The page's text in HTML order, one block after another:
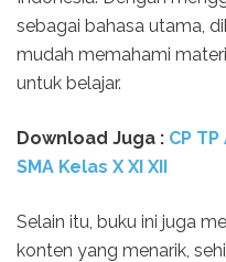
sebagai bahasa utama,
mudah memahami
untuk belajar.
Download Juga : CP
SMA Kelas X XI XII
Selain itu, buku ini juga
konten yang menarik,